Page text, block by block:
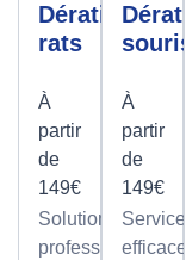
Dératisation
rats
À
partir
de
149€
Solutions
professionnelles
souris
À
partir
de
149€
Services
efficaces